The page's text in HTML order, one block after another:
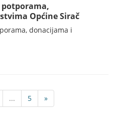
Općine Sirač
donacijama i
... 5 »